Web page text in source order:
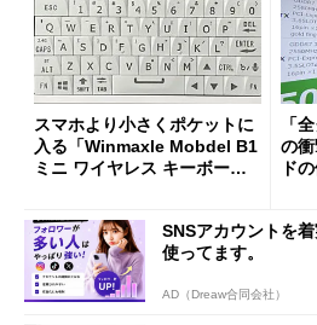
スマホより小さくポケットに
入る「Winmaxle Mobdel B1
ミニ ワイヤレス キーボー
「
の
ド
SNSアカウントを
使ってます。
AD（Dreaw合同会社）